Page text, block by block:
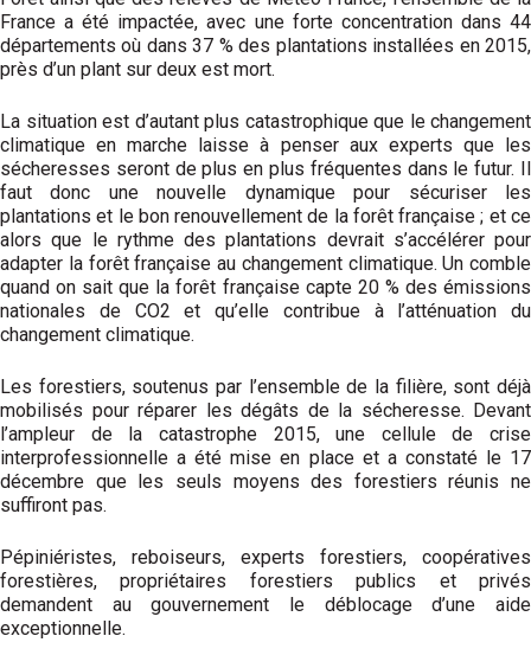
France a été impactée, avec une forte concentration dans 44
départements où dans 37 % des plantations installées en 2015,
près d’un plant sur deux est mort.
La situation est d’autant plus catastrophique que le changement
climatique en marche laisse à penser aux experts que les
sécheresses seront de plus en plus fréquentes dans le futur. Il
faut donc une nouvelle dynamique pour sécuriser les
plantations et le bon renouvellement de la forêt française ; et ce
alors que le rythme des plantations devrait s’accélérer pour
adapter la forêt française au changement climatique. Un comble
quand on sait que la forêt française capte 20 % des émissions
nationales de CO2 et qu’elle contribue à l’atténuation du
changement climatique.
Les forestiers, soutenus par l’ensemble de la filière, sont déjà
mobilisés pour réparer les dégâts de la sécheresse. Devant
l’ampleur de la catastrophe 2015, une cellule de crise
interprofessionnelle a été mise en place et a constaté le 17
décembre que les seuls moyens des forestiers réunis ne
suffiront pas.
Pépiniéristes, reboiseurs, experts forestiers, coopératives
forestières, propriétaires forestiers publics et privés
demandent au gouvernement le déblocage d’une aide
exceptionnelle.